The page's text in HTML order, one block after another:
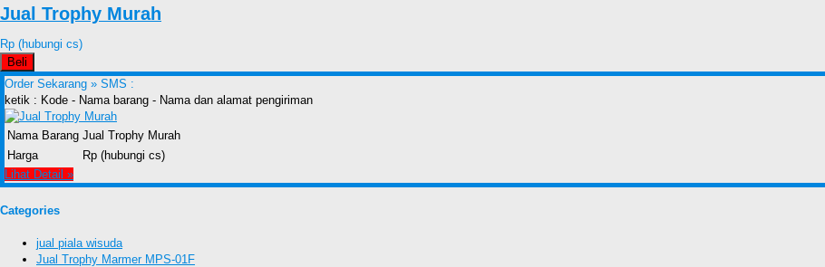
Jual Trophy Murah
Rp (hubungi cs)
Beli
Order Sekarang » SMS :
ketik : Kode - Nama barang - Nama dan alamat pengiriman
Nama Barang Jual Trophy Murah
Harga
Rp (hubungi cs)
Lihat Detail »
Categories
jual piala wisuda
Jual Trophy Marmer MPS-01F